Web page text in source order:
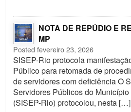
NOTA DE REPÚDIO E
MP
Posted fevereiro 23, 2026
SISEP-Rio protocola
Público para retomada de
de servidores com deficiência O
Servidores Públicos do
(SISEP-Rio) protocolou, nesta […]